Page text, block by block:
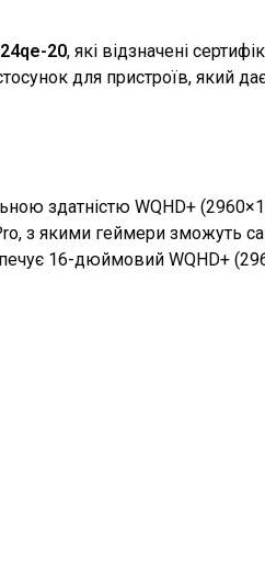
20, які відзначені
для пристроїв, який
здатністю WQHD+
з якими геймери зможуть
16-дюймовий WQHD+